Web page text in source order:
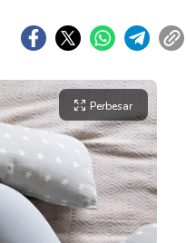
Perbesar